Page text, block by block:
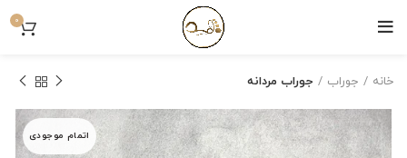
0
خانه جوراب جوراب مردانه
اتمام موجودی